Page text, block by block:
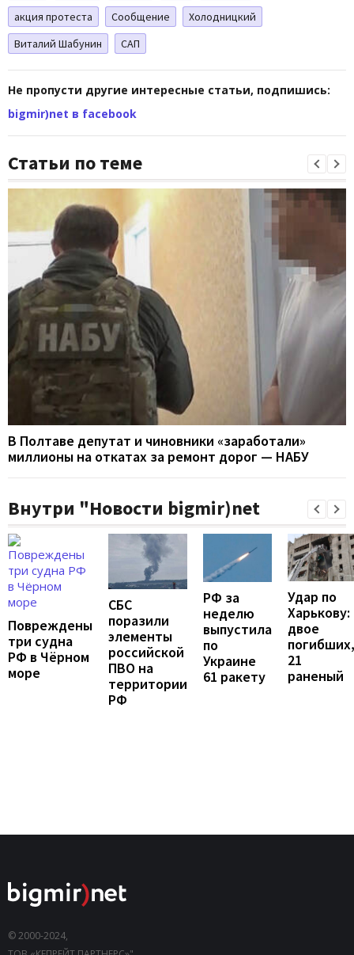
акция протеста
Сообщение
Холодницкий
Виталий Шабунин
САП
Не пропусти другие интересные статьи, подпишись:
bigmir)net в facebook
Статьи по теме
В Полтаве депутат и чиновники «заработали»
миллионы на откатах за ремонт дорог — НАБУ
Внутри "Новости bigmir)net
Повреждены
три судна
РФ в Чёрном
море
СБС
поразили
элементы
российской
ПВО на
территории
РФ
РФ за
неделю
выпустила
по
Украине
61 ракету
Удар по
Харькову:
двое
погибших,
21
раненый
© 2000-2024,